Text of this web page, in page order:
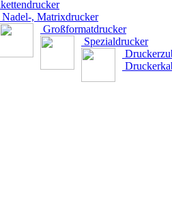
Nadel-, Matrixdrucker
Großformatdrucker
Spezialdrucker